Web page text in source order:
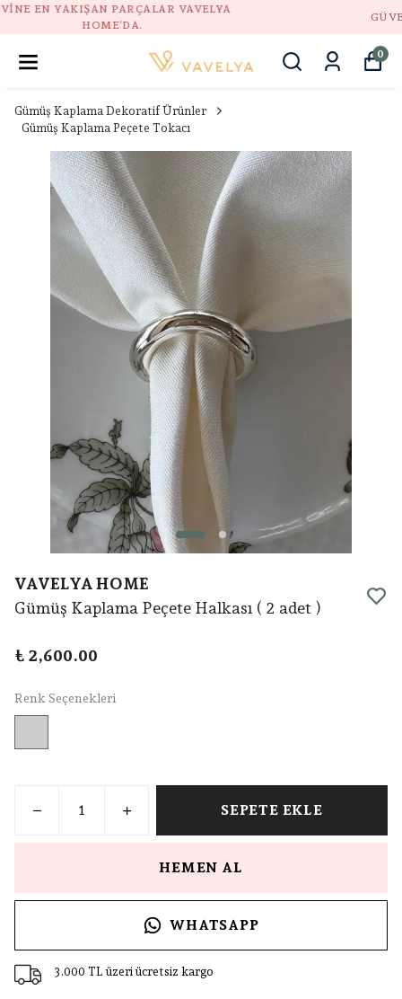
GÜVENLI ALIŞVERIŞ, DOĞAL STIL, HUZURLU EV.
0
Gümüş Kaplama Dekoratif Ürünler
Gümüş Kaplama Peçete Tokacı
VAVELYA HOME
Gümüş Kaplama Peçete Halkası ( 2 adet )
₺ 2,600.00
Renk Seçenekleri
SEPETE EKLE
HEMEN AL
WHATSAPP
3.000 TL üzeri ücretsiz kargo